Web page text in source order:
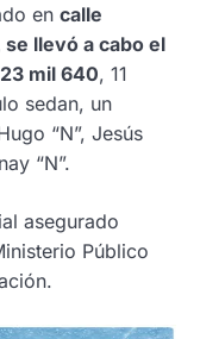
en calle
llevó a cabo el
mil 640, ⁠11
sedan, un
“N”, Jesús
“N”.
asegurado
Público